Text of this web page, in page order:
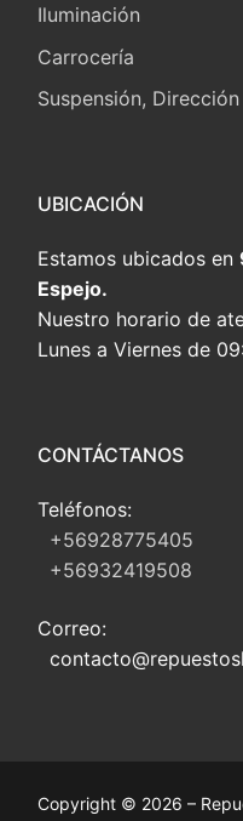
Iluminación
Carrocería
Suspensión,
UBICACIÓN
Estamos ubicados en
Espejo.
Nuestro horario de
Lunes a Viernes de
CONTÁCTANOS
Teléfonos:
+56928775405
+56932419508
Correo:
Copyright © 2026 –